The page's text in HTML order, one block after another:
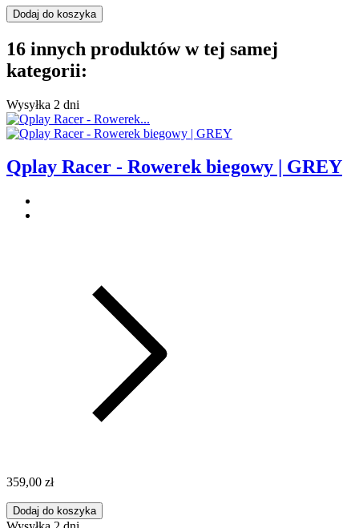
Dodaj do koszyka
16 innych produktów w tej samej
kategorii:
Wysyłka 2 dni
Qplay Racer - Rowerek biegowy | GREY
359,00 zł
Dodaj do koszyka